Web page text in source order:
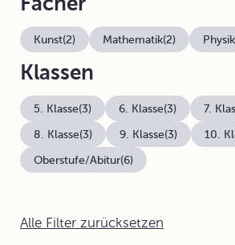
Alle Filter zurücksetzen
Kunst(2) Mathematik(2) Physik
Klassen
5. Klasse(3) 6. Klasse(3) 7.
8. Klasse(3) 9. Klasse(3) 10.
Oberstufe/Abitur(6)